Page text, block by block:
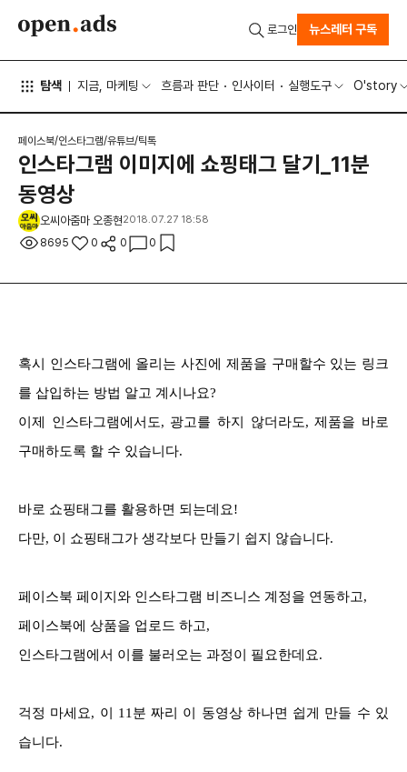
탐색 지금, 마케팅 흐름과 판단 인사이터 실행도구 O'story
로그인 뉴스레터 구독
페이스북/인스타그램/유튜브/틱톡
인스타그램 이미지에 쇼핑태그 달기_11분
동영상
오씨아줌마 오종현2018.07.27 18:58
8695 0 0 0
혹시 인스타그램에 올리는 사진에 제품을 구매할수 있는 링크
를 삽입하는 방법 알고 계시나요?
이제 인스타그램에서도, 광고를 하지 않더라도,제품을 바로
구매하도록 할 수 있습니다.
바로 쇼핑태그를 활용하면 되는데요!
다만, 이 쇼핑태그가 생각보다 만들기 쉽지 않습니다.
페이스북 페이지와 인스타그램 비즈니스 계정을 연동하고,
페이스북에 상품을 업로드 하고,
인스타그램에서 이를 불러오는 과정이 필요한데요.
걱정 마세요, 이 11분 짜리 이 동영상 하나면 쉽게 만들 수 있
습니다.